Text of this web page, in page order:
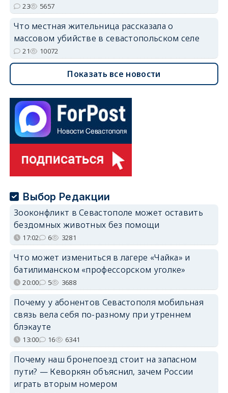
23 5657
Что местная жительница рассказала о
массовом убийстве в севастопольском селе
21 10072
Показать все новости
Выбор Редакции
Зооконфликт в Севастополе может оставить
бездомных животных без помощи
17:02 6 3281
Что может измениться в лагере «Чайка» и
батилиманском «профессорском уголке»
20:00 5 3688
Почему у абонентов Севастополя мобильная
связь вела себя по-разному при утреннем
блэкауте
13:00 16 6341
Почему наш бронепоезд стоит на запасном
пути? — Кеворкян объяснил, зачем России
играть вторым номером